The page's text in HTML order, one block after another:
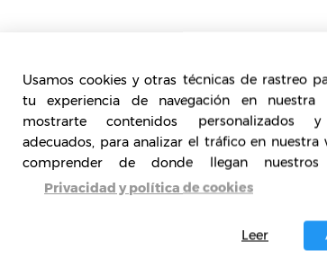
colores y temática de
En el Paleolítico las pinturas
animales. En el Neolítico se
animales, además se dibujaba
criaturas de su alrededor.
representaban era renos,
normalmente estaban heridos
color solo utilizaban uno o dos
se adquirían material vegetal
Usamos cookies y otras técnicas de rastreo
tu experiencia de navegación en nuestra
mostrarte contenidos personalizados y
adecuados, para analizar el tráfico en nuestra
comprender de donde llegan nuestros
Privacidad y política de cookies
Leer